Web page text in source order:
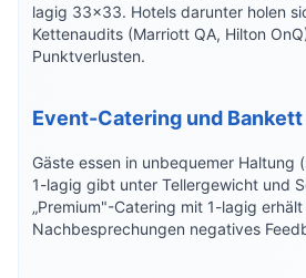
lagig 33×33. Hotels darunter holen
Kettenaudits (Marriott QA, Hilton
Punktverlusten.
Event-Catering und Bankett
Gäste essen in unbequemer Haltung
1-lagig gibt unter Tellergewicht und
„Premium"-Catering mit 1-lagig
Nachbesprechungen negatives